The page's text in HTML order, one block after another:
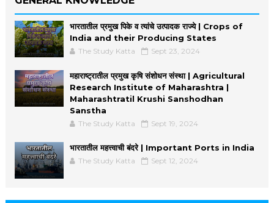
भारतातील प्रमुख पिके व त्यांचे उत्पादक राज्ये | Crops of
India and their Producing States
The Study Katta Sept 23, 2024
महाराष्ट्रातील प्रमुख कृषि संशोधन संस्था | Agricultural
Research Institute of Maharashtra |
Maharashtratil Krushi Sanshodhan
Sanstha
The Study Katta Sept 19, 2024
भारतातील महत्त्वाची बंदरे | Important Ports in India
The Study Katta Sept 12, 2024